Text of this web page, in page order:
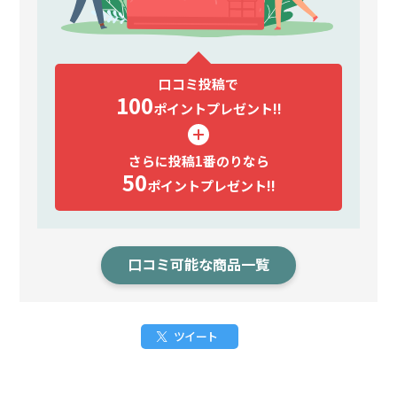
口コミ投稿で
100ポイントプレゼント!!
さらに投稿1番のりなら
50ポイントプレゼント!!
口コミ可能な商品一覧
ツイート